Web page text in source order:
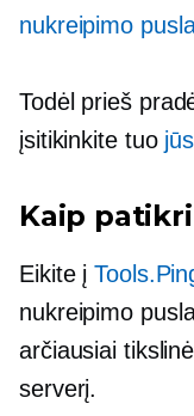
nukreipimo
Todėl prieš
įsitikinkite tuo
Kaip
Eikite į
nukreipimo
arčiausiai
serverį.